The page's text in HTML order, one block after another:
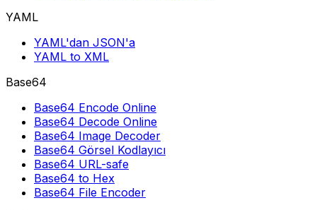
YAML
YAML'dan JSON'a
YAML to XML
Base64
Base64 Encode Online
Base64 Decode Online
Base64 Image Decoder
Base64 Görsel Kodlayıcı
Base64 URL-safe
Base64 to Hex
Base64 File Encoder